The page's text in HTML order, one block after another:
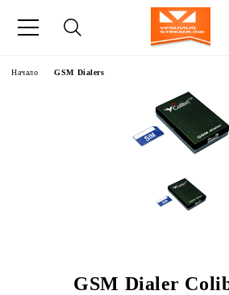
Начало GSM Dialers
GSM Dialer